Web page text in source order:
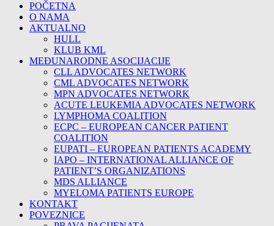
POČETNA
O NAMA
AKTUALNO
HULL
KLUB KML
MEĐUNARODNE ASOCIJACIJE
CLL ADVOCATES NETWORK
CML ADVOCATES NETWORK
MPN ADVOCATES NETWORK
ACUTE LEUKEMIA ADVOCATES NETWORK
LYMPHOMA COALITION
ECPC – EUROPEAN CANCER PATIENT
COALITION
EUPATI – EUROPEAN PATIENTS ACADEMY
IAPO – INTERNATIONAL ALLIANCE OF
PATIENT’S ORGANIZATIONS
MDS ALLIANCE
MYELOMA PATIENTS EUROPE
KONTAKT
POVEZNICE